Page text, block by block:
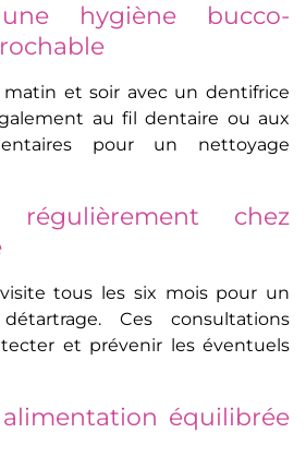
hygiène bucco-
matin et soir avec un dentifrice
au fil dentaire ou aux
pour un nettoyage
régulièrement chez
tous les six mois pour un
Ces consultations
et prévenir les éventuels
équilibrée